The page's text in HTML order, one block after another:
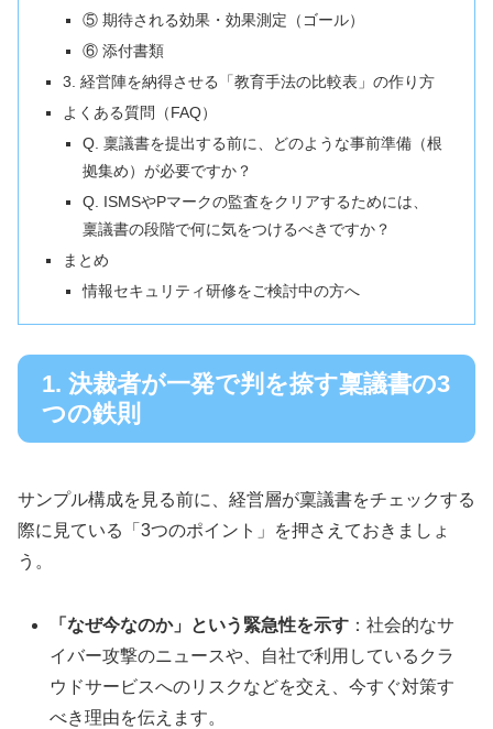
⑤ 期待される効果・効果測定（ゴール）
⑥ 添付書類
3. 経営陣を納得させる「教育手法の比較表」の作り方
よくある質問（FAQ）
Q. 稟議書を提出する前に、どのような事前準備（根
拠集め）が必要ですか？
Q. ISMSやPマークの監査をクリアするためには、
稟議書の段階で何に気をつけるべきですか？
まとめ
情報セキュリティ研修をご検討中の方へ
1. 決裁者が一発で判を捺す稟議書の3
つの鉄則
サンプル構成を見る前に、経営層が稟議書をチェックする
際に見ている「3つのポイント」を押さえておきましょ
う。
「なぜ今なのか」という緊急性を示す ：社会的なサ
イバー攻撃のニュースや、自社で利用しているクラ
ウドサービスへのリスクなどを交え、今すぐ対策す
べき理由を伝えます。